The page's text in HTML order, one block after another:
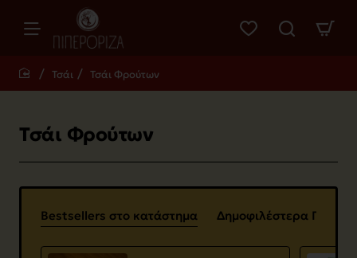
Τσάι Τσάι Φρούτων
Τσάι Φρούτων
Bestsellers στο κατάστημα Δημοφιλέστερα